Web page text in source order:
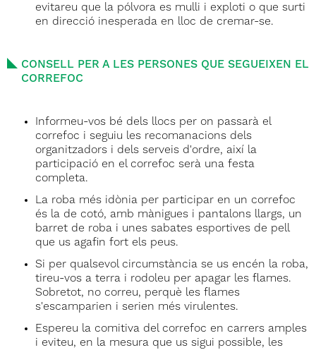
evitareu que la pólvora es mulli i exploti o que surti
en direcció inesperada en lloc de cremar-se.
CONSELL PER A LES PERSONES QUE SEGUEIXEN EL
CORREFOC
Informeu-vos bé dels llocs per on passarà el
correfoc i seguiu les recomanacions dels
organitzadors i dels serveis d'ordre, així la
participació en el correfoc serà una festa
completa.
La roba més idònia per participar en un correfoc
és la de cotó, amb mànigues i pantalons llargs, un
barret de roba i unes sabates esportives de pell
que us agafin fort els peus.
Si per qualsevol circumstància se us encén la roba,
tireu-vos a terra i rodoleu per apagar les flames.
Sobretot, no correu, perquè les flames
s'escamparien i serien més virulentes.
Espereu la comitiva del correfoc en carrers amples
i eviteu, en la mesura que us sigui possible, les